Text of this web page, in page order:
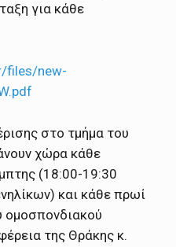
για κάθε
files/new-
στο τμήμα του
χώρα κάθε
(18:00-19:30
και κάθε πρωί
ομοσπονδιακού
της Θράκης κ.